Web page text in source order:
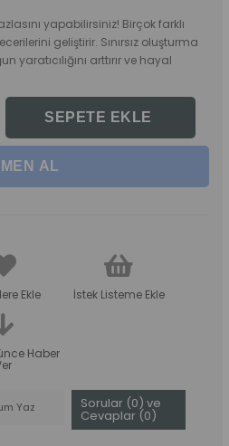
yapabilirsiniz! Birçok farklı
geliştirir. Sınırsız oluşturma
arttırır ve hayal
Ekle İstek Listeme Ekle
Haber
Yaz Sorular (0) ve
Cevaplar (0)